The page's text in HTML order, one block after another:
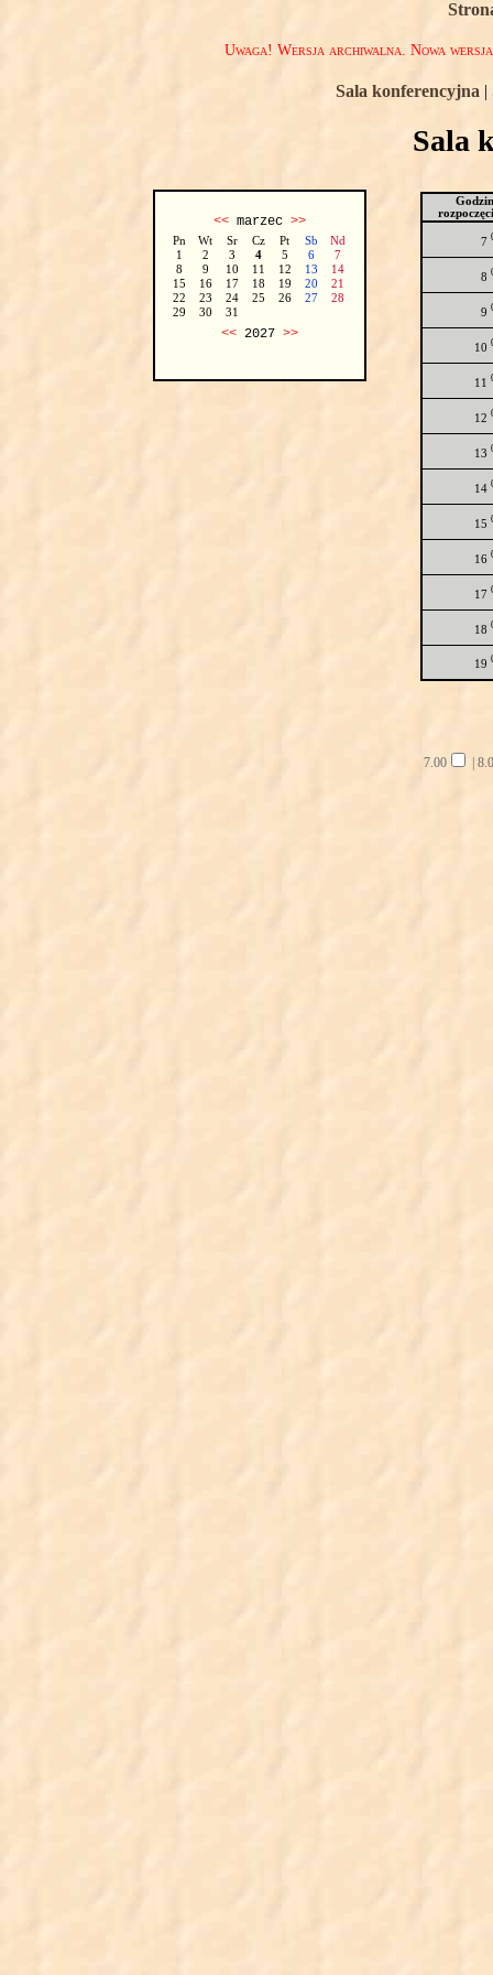
Uwaga! Wersja archiwalna. Nowa
Sala konferencyjna |
Sala
<<marzec >>
Pn Wt Sr Cz Pt Sb
Nd
1
2 3 4 5 6
7
8
9 10 11 12 13
14
15
16 17 18 19 20
21
22
23 24 25 26 27
28
29
30 31
<<2027 >>
7
8
9
10
11
12
13
14
15
16
17
18
19
7.00